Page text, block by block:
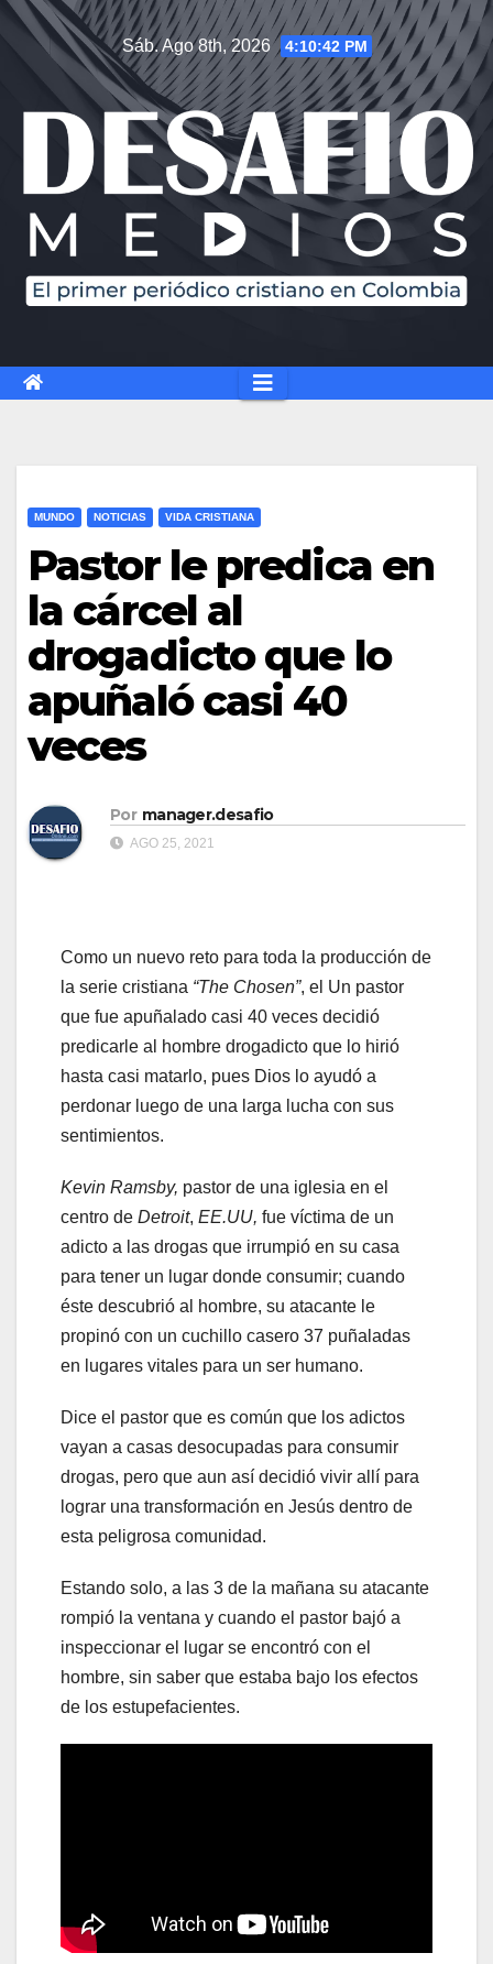
Saltar
contenido
Sáb. Ago 8th, 2026 4:10:43 PM
MUNDO NOTICIAS VIDA CRISTIANA
Pastor le predica en
la cárcel al
drogadicto que lo
apuñaló casi 40
veces
Por manager.desafio
AGO 25, 2021
Como un nuevo reto para toda la producción de
la serie cristiana “The Chosen”, el Un pastor
que fue apuñalado casi 40 veces decidió
predicarle al hombre drogadicto que lo hirió
hasta casi matarlo, pues Dios lo ayudó a
perdonar luego de una larga lucha con sus
sentimientos.
Kevin Ramsby, pastor de una iglesia en el
centro de Detroit, EE.UU, fue víctima de un
adicto a las drogas que irrumpió en su casa
para tener un lugar donde consumir; cuando
éste descubrió al hombre, su atacante le
propinó con un cuchillo casero 37 puñaladas
en lugares vitales para un ser humano.
Dice el pastor que es común que los adictos
vayan a casas desocupadas para consumir
drogas, pero que aun así decidió vivir allí para
lograr una transformación en Jesús dentro de
esta peligrosa comunidad.
Estando solo, a las 3 de la mañana su atacante
rompió la ventana y cuando el pastor bajó a
inspeccionar el lugar se encontró con el
hombre, sin saber que estaba bajo los efectos
de los estupefacientes.